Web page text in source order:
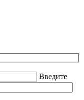
Введите